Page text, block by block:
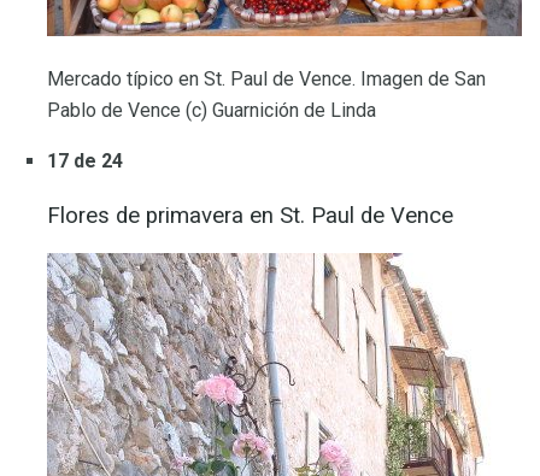
Mercado típico en St. Paul de Vence. Imagen de San
Pablo de Vence (c) Guarnición de Linda
17 de 24
Flores de primavera en St. Paul de Vence